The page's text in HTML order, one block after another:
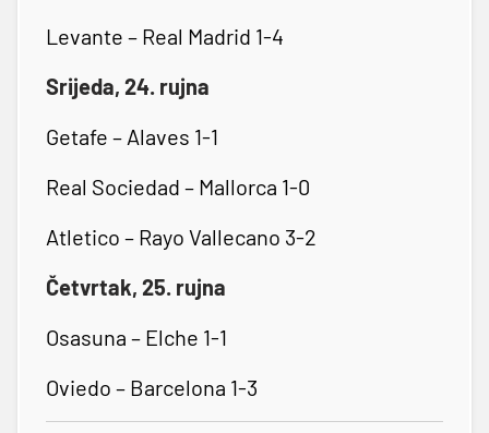
Levante – Real Madrid 1-4
Srijeda, 24. rujna
Getafe – Alaves 1-1
Real Sociedad – Mallorca 1-0
Atletico – Rayo Vallecano 3-2
Četvrtak, 25. rujna
Osasuna – Elche 1-1
Oviedo – Barcelona 1-3